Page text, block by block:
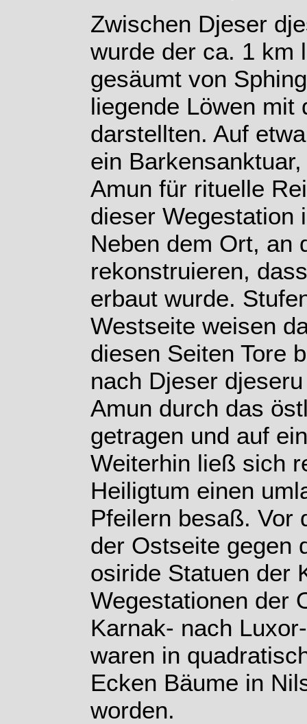
Zwischen Djeser
wurde der ca. 1 km
gesäumt von
liegende Löwen mit
darstellten. Auf
ein
Amun für rituelle
dieser Wegestation
Neben dem Ort, an
rekonstruieren,
erbaut wurde.
Westseite weisen
diesen Seiten Tore
nach Djeser
Amun durch das
getragen und auf
Weiterhin ließ sich
Heiligtum einen
Pfeilern besaß. Vor
der Ostseite gegen
osiride Statuen der
Wegestationen der
Karnak- nach
waren in
Ecken Bäume in
worden.